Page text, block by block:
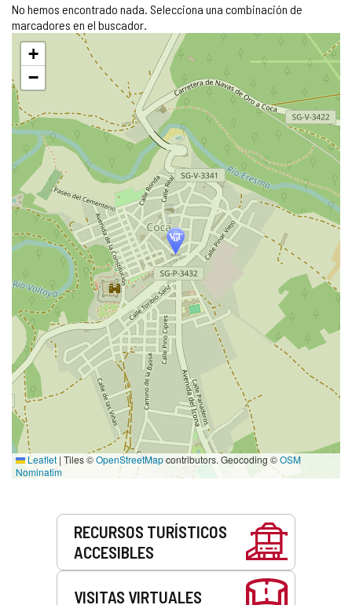
No hemos encontrado nada. Selecciona una combinación de
marcadores en el buscador.
Saltar
mapa
+
−
Leaflet | Tiles ©OpenStreetMapcontributors. Geocoding ©OSM
Nominatim
RECURSOS TURÍSTICOS
ACCESIBLES
VISITAS VIRTUALES